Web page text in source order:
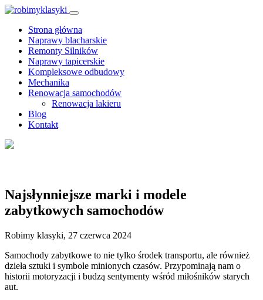
Strona główna
Naprawy blacharskie
Remonty Silników
Naprawy tapicerskie
Kompleksowe odbudowy
Mechanika
Renowacja samochodów
Renowacja lakieru
Blog
Kontakt
Najsłynniejsze marki i modele
zabytkowych samochodów
Robimy klasyki, 27 czerwca 2024
Samochody zabytkowe to nie tylko środek transportu, ale również
dzieła sztuki i symbole minionych czasów. Przypominają nam o
historii motoryzacji i budzą sentymenty wśród miłośników starych
aut.